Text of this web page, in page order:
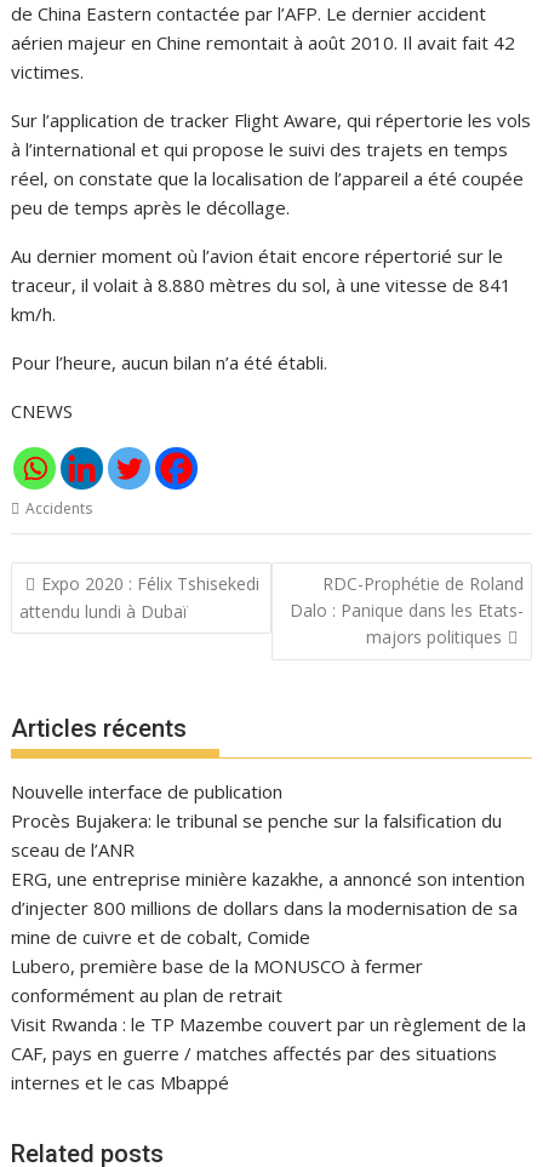
de China Eastern contactée par l’AFP. Le dernier accident
aérien majeur en Chine remontait à août 2010. Il avait fait 42
victimes.
Sur l’application de tracker Flight Aware, qui répertorie les vols
à l’international et qui propose le suivi des trajets en temps
réel, on constate que la localisation de l’appareil a été coupée
peu de temps après le décollage.
Au dernier moment où l’avion était encore répertorié sur le
traceur, il volait à 8.880 mètres du sol, à une vitesse de 841
km/h.
Pour l’heure, aucun bilan n’a été établi.
CNEWS
Accidents
Navigation
de
l’article
Expo 2020 : Félix Tshisekedi
attendu lundi à Dubaï
RDC-Prophétie de Roland
Dalo : Panique dans les Etats-
majors politiques
Articles récents
Nouvelle interface de publication
Procès Bujakera: le tribunal se penche sur la falsification du
sceau de l’ANR
ERG, une entreprise minière kazakhe, a annoncé son intention
d’injecter 800 millions de dollars dans la modernisation de sa
mine de cuivre et de cobalt, Comide
Lubero, première base de la MONUSCO à fermer
conformément au plan de retrait
Visit Rwanda : le TP Mazembe couvert par un règlement de la
CAF, pays en guerre / matches affectés par des situations
internes et le cas Mbappé
Related posts